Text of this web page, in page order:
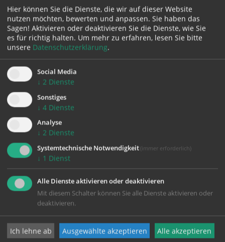
!!! ANNAHME NUR WÄHREND DER ÖFFNUNGSZEITEN !!!
Ansprechperson:
Karin Christian, Tel.: 0676 77 33 242
Damit der Laden gut funktionieren kann, haben wir
ein paar Bitten:
• Sämtliche Gegenstände sind für den Eigenbedarf
bestimmt und dürfen nicht veräußert werden.
• Nur Sachen bringen, die noch gebrauchsfähig sind
• Keine großen und sperrigen Dinge
• Sachen nur in "Haushaltsmengen" bringen.
Kontakt
Kost-nix-Laden Mauthausen
Caritasausschuss Mauthausen
Ansprechperson:
Tel.: 0676 77 33 242
Hier können Sie die Dienste, die wir auf dieser Website
nutzen möchten, bewerten und anpassen. Sie haben das
Sagen! Aktivieren oder deaktivieren Sie die Dienste, wie Sie
es für richtig halten. Um mehr zu erfahren, lesen Sie bitte
unsere Datenschutzerklärung.
Social Media
↓ 2 Dienste
Sonstiges
↓ 4 Dienste
Analyse
↓ 2 Dienste
Systemtechnische Notwendigkeit (immer erforderlich)
↓ 1 Dienst
Alle Dienste aktivieren oder deaktivieren
Mit diesem Schalter können Sie alle Dienste aktivieren oder
deaktivieren.
Ich lehne ab Ausgewählte akzeptieren Alle akzeptieren